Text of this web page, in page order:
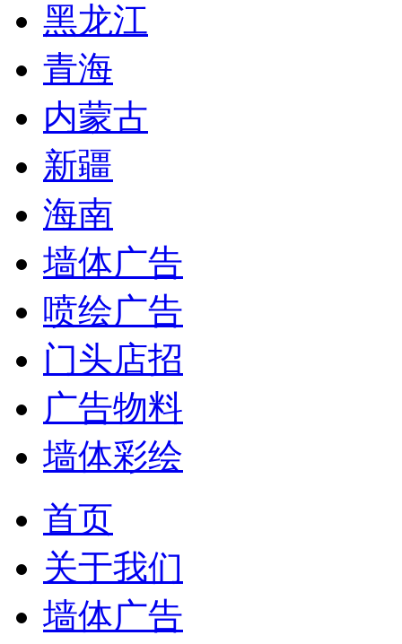
黑龙江
青海
内蒙古
新疆
海南
墙体广告
喷绘广告
门头店招
广告物料
墙体彩绘
首页
关于我们
墙体广告